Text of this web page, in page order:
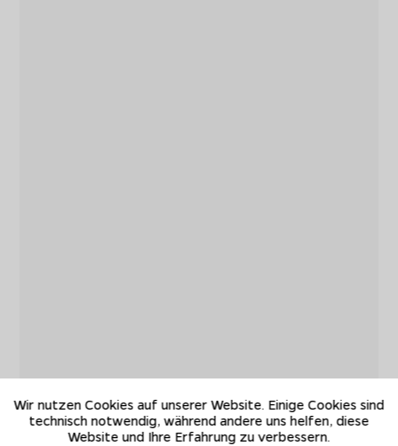
Wir nutzen Cookies auf unserer Website. Einige Cookies sind
technisch notwendig, während andere uns helfen, diese
Website und Ihre Erfahrung zu verbessern.